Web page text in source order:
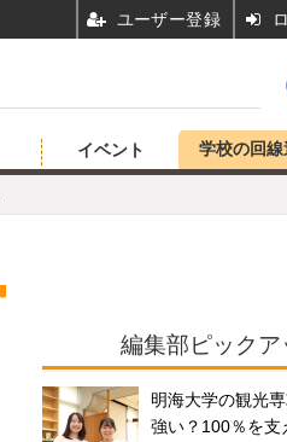
イベント 学校の回線
編集部ピックア
明海大学の観光
強い？100％を支
ユーザー登録